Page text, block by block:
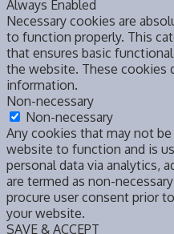
Always Enabled
Necessary cookies are
to function properly. This
that ensures basic
the website. These cookies
information.
Non-necessary
Non-necessary
Any cookies that may not
website to function and is
personal data via analytics,
are termed as non-
procure user consent prior
your website.
SAVE & ACCEPT